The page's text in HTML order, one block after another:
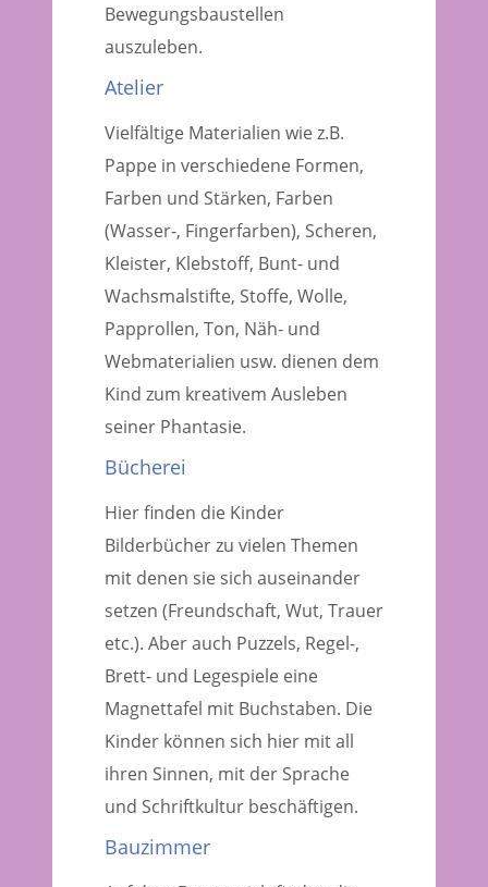
Bewegungsbaustellen
auszuleben.
Atelier
Vielfältige Materialien wie z.B.
Pappe in verschiedene Formen,
Farben und Stärken, Farben
(Wasser-, Fingerfarben), Scheren,
Kleister, Klebstoff, Bunt- und
Wachsmalstifte, Stoffe, Wolle,
Papprollen, Ton, Näh- und
Webmaterialien usw. dienen dem
Kind zum kreativem Ausleben
seiner Phantasie.
Bücherei
Hier finden die Kinder
Bilderbücher zu vielen Themen
mit denen sie sich auseinander
setzen (Freundschaft, Wut, Trauer
etc.). Aber auch Puzzels, Regel-,
Brett- und Legespiele eine
Magnettafel mit Buchstaben. Die
Kinder können sich hier mit all
ihren Sinnen, mit der Sprache
und Schriftkultur beschäftigen.
Bauzimmer